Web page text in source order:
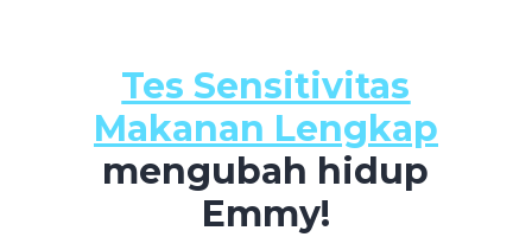
Tes Sensitivitas
Makanan Lengkap
mengubah hidup
Emmy!